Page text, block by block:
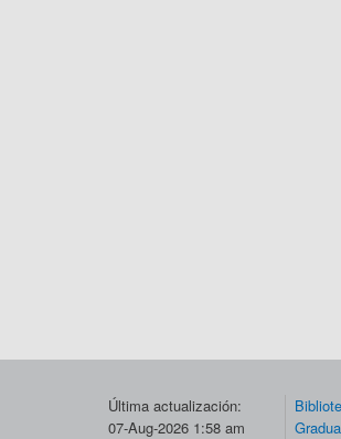
Última actualización:
07-Aug-2026 1:58 am